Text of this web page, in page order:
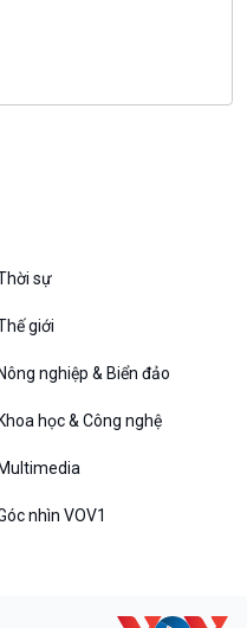
Đối thoại
Chuyện đêm
sự
giới
Nông nghiệp & Biển đảo
Khoa học & Công nghệ
Multimedia
nhìn VOV1